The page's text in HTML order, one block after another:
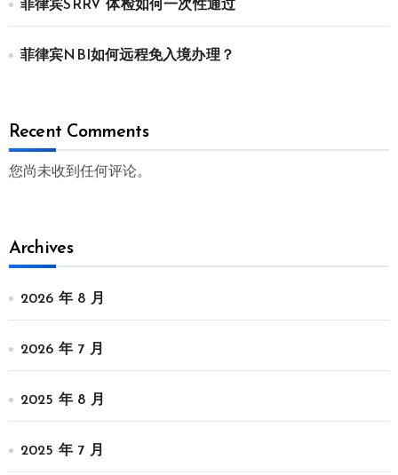
菲律宾SRRV 体检如何一次性通过
菲律宾NBI如何远程免入境办理？
Recent Comments
您尚未收到任何评论。
Archives
2026 年 8 月
2026 年 7 月
2025 年 8 月
2025 年 7 月